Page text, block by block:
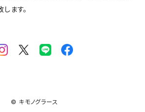
ます。
© キモノグラース